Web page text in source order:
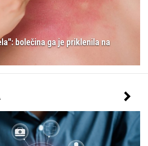
bolečina ga je priklenila na